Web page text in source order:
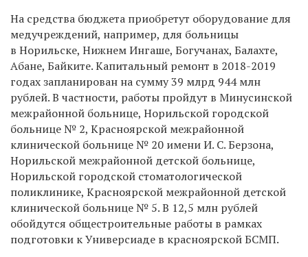
На средства бюджета приобретут оборудование для
медучреждений, например, для больницы
в Норильске, Нижнем Ингаше, Богучанах, Балахте,
Абане, Байките.Капитальный ремонт в 2018-2019
годах запланирован на сумму 39 млрд 944 млн
рублей. В частности, работы пройдут в Минусинской
межрайонной больнице, Норильской городской
больнице № 2, Красноярской межрайонной
клинической больнице № 20 имени И. С. Берзона,
Норильской межрайонной детской больнице,
Норильской городской стоматологической
поликлинике, Красноярской межрайонной детской
клинической больнице № 5. В 12,5 млн рублей
обойдутся общестроительные работы в рамках
подготовки к Универсиаде в красноярской БСМП.